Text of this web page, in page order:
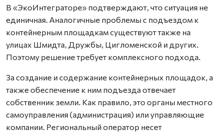
В «ЭкоИнтеграторе» подтверждают, что ситуация не
единичная. Аналогичные проблемы с подъездом к
контейнерным площадкам существуют также на
улицах Шмидта, Дружбы, Цигломенской и других.
Поэтому решение требует комплексного подхода.
За создание и содержание контейнерных площадок, а
также обеспечение к ним подъезда отвечает
собственник земли. Как правило, это органы местного
самоуправления (администрация) или управляющие
компании. Региональный оператор несет